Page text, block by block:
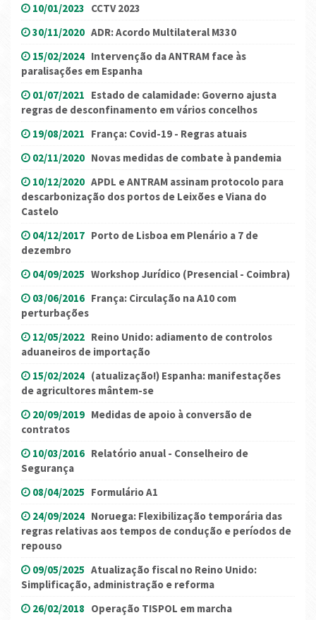
10/01/2023 CCTV 2023
30/11/2020 ADR: Acordo Multilateral M330
15/02/2024 Intervenção da ANTRAM face às
paralisações em Espanha
01/07/2021 Estado de calamidade: Governo ajusta
regras de desconfinamento em vários concelhos
19/08/2021 França: Covid-19 - Regras atuais
02/11/2020 Novas medidas de combate à pandemia
10/12/2020 APDL e ANTRAM assinam protocolo para
descarbonização dos portos de Leixões e Viana do
Castelo
04/12/2017 Porto de Lisboa em Plenário a 7 de
dezembro
04/09/2025 Workshop Jurídico (Presencial - Coimbra)
03/06/2016 França: Circulação na A10 com
perturbações
12/05/2022 Reino Unido: adiamento de controlos
aduaneiros de importação
15/02/2024 (atualização!) Espanha: manifestações
de agricultores mântem-se
20/09/2019 Medidas de apoio à conversão de
contratos
10/03/2016 Relatório anual - Conselheiro de
Segurança
08/04/2025 Formulário A1
24/09/2024 Noruega: Flexibilização temporária das
regras relativas aos tempos de condução e períodos de
repouso
09/05/2025 Atualização fiscal no Reino Unido:
Simplificação, administração e reforma
26/02/2018 Operação TISPOL em marcha